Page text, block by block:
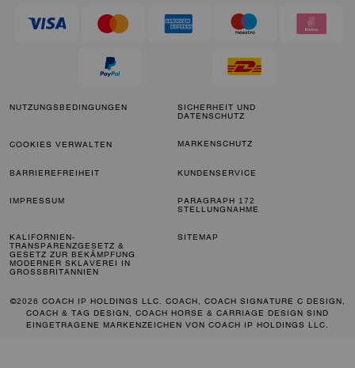
NUTZUNGSBEDINGUNGEN
SICHERHEIT UND
DATENSCHUTZ
COOKIES VERWALTEN MARKENSCHUTZ
BARRIEREFREIHEIT KUNDENSERVICE
IMPRESSUM
PARAGRAPH 172
STELLUNGNAHME
KALIFORNIEN-
TRANSPARENZGESETZ &
GESETZ ZUR BEKÄMPFUNG
MODERNER SKLAVEREI IN
GROSSBRITANNIEN
SITEMAP
©2026 COACH IP HOLDINGS LLC. COACH, COACH SIGNATURE C DESIGN,
COACH & TAG DESIGN, COACH HORSE & CARRIAGE DESIGN SIND
EINGETRAGENE MARKENZEICHEN VON COACH IP HOLDINGS LLC.